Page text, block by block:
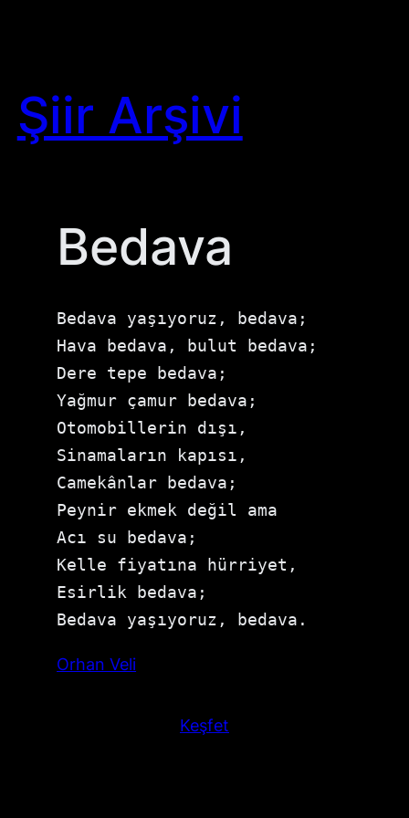
Şiir Arşivi
Bedava
Bedava yaşıyoruz, bedava;
⁠Hava bedava, bulut bedava;
⁠Dere tepe bedava;
⁠Yağmur çamur bedava;
⁠Otomobillerin dışı,
⁠Sinamaların kapısı,
⁠Camekânlar bedava;
⁠Peynir ekmek değil ama
⁠Acı su bedava;
⁠Kelle fiyatına hürriyet,
⁠Esirlik bedava;
⁠Bedava yaşıyoruz, bedava.
Orhan Veli
Keşfet